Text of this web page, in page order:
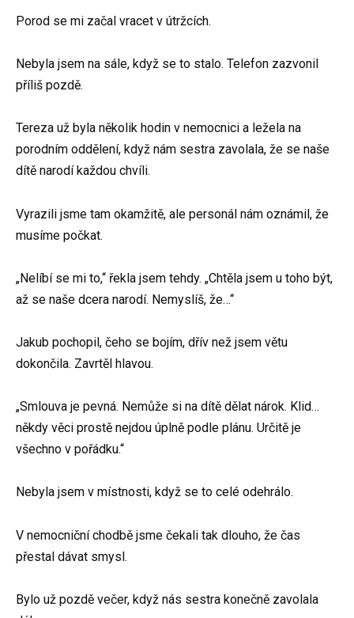
Porod se mi začal vracet v útržcích.
Nebyla jsem na sále, když se to stalo. Telefon zazvonil
příliš pozdě.
Tereza už byla několik hodin v nemocnici a ležela na
porodním oddělení, když nám sestra zavolala, že se naše
dítě narodí každou chvíli.
Vyrazili jsme tam okamžitě, ale personál nám oznámil, že
musíme počkat.
„Nelíbí se mi to,“ řekla jsem tehdy. „Chtěla jsem u toho být,
až se naše dcera narodí. Nemyslíš, že…“
Jakub pochopil, čeho se bojím, dřív než jsem větu
dokončila. Zavrtěl hlavou.
„Smlouva je pevná. Nemůže si na dítě dělat nárok. Klid…
někdy věci prostě nejdou úplně podle plánu. Určitě je
všechno v pořádku.“
Nebyla jsem v místnosti, když se to celé odehrálo.
V nemocniční chodbě jsme čekali tak dlouho, že čas
přestal dávat smysl.
Bylo už pozdě večer, když nás sestra konečně zavolala